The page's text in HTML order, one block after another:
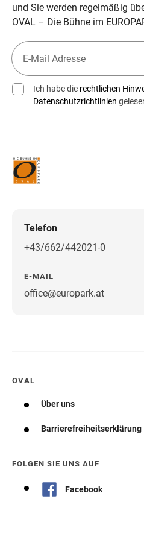
und Sie werden regelmäßig
OVAL – Die Bühne im
Ich habe die rechtlichen
Datenschutzrichtlinien
Telefon
+43/662/442021-0
E-MAIL
office@europark.at
OVAL
Über uns
Barrierefreiheitserklärung
FOLGEN SIE UNS AUF
Facebook